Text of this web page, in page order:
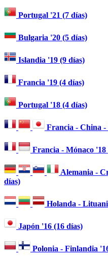
Portugal '21 (7 días)
Bulgaria '20 (5 días)
Islandia '19 (9 días)
Francia '19 (4 días)
Portugal '18 (4 días)
Francia - China -
Francia - Mónaco '18
Alemania -
días)
Holanda -
Japón '16 (16 días)
Polonia - Finlandia